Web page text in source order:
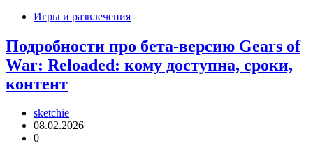
Игры и развлечения
Подробности про бета-версию Gears of
War: Reloaded: кому доступна, сроки,
контент
sketchie
08.02.2026
0